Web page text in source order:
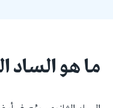
ما هو الساد